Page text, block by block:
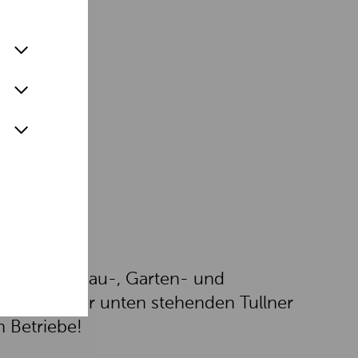
in der Donau-, Garten- und
der unten stehenden Tullner
Betriebe!